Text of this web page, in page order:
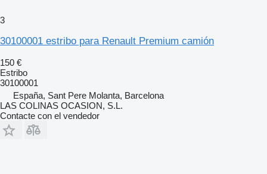
3
30100001 estribo para Renault Premium camión
150 €
Estribo
30100001
España, Sant Pere Molanta, Barcelona
LAS COLINAS OCASION, S.L.
Contacte con el vendedor